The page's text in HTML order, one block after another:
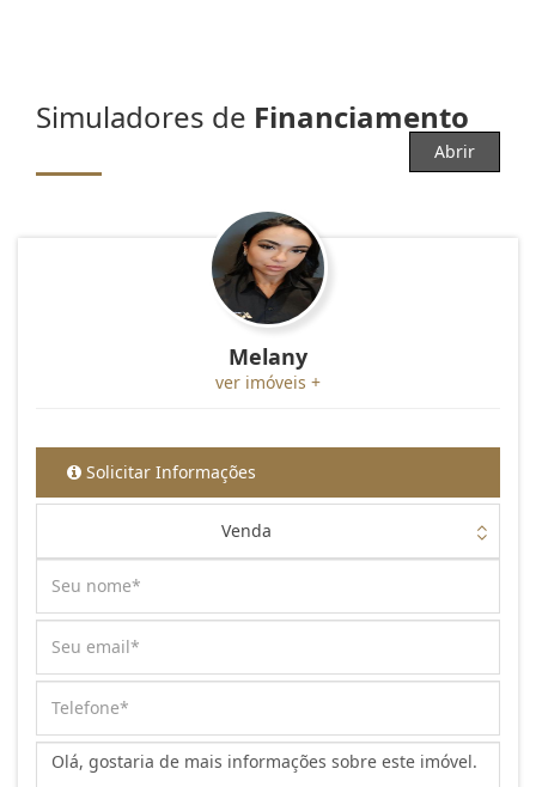
Simuladores de Financiamento
Abrir
Melany
ver imóveis +
Solicitar Informações
Venda
Mensagem: